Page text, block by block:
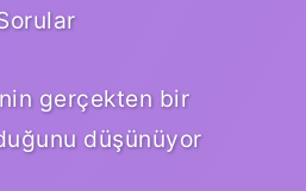
gerçekten bir
düşünüyor